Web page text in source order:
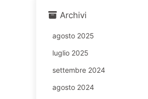
Archivi
agosto 2025
luglio 2025
settembre 2024
agosto 2024